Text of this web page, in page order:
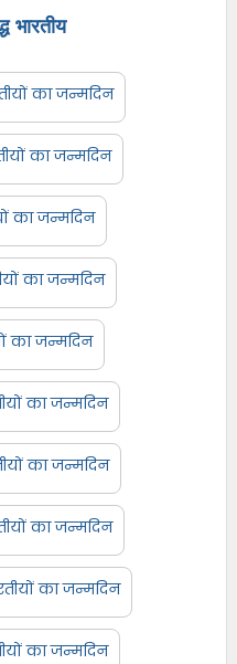
भारतीय
का जन्मदिन
का जन्मदिन
का जन्मदिन
का जन्मदिन
का जन्मदिन
का जन्मदिन
का जन्मदिन
का जन्मदिन
का जन्मदिन
का जन्मदिन